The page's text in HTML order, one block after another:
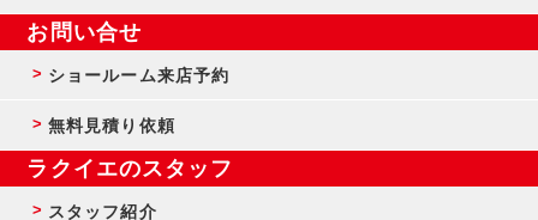
お問い合せ
ショールーム来店予約
無料見積り依頼
ラクイエのスタッフ
スタッフ紹介